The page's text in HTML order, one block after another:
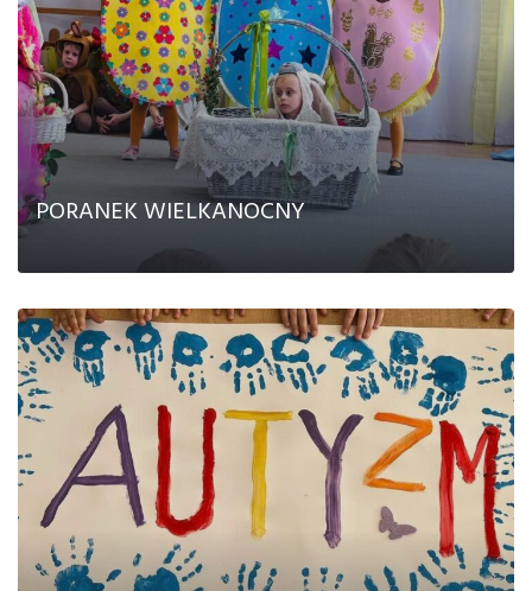
PORANEK WIELKANOCNY
CZYTAJ DALEJ